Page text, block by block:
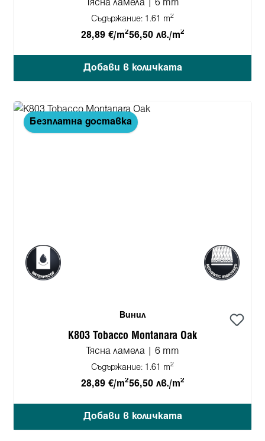
Тясна ламела | 6 mm
Съдържание: 1.61 m2
28,89 €/m256,50 лв./m2
Добави в количката
Безплатна доставка
Винил
K803 Tobacco Montanara Oak
Тясна ламела | 6 mm
Съдържание: 1.61 m2
28,89 €/m256,50 лв./m2
Добави в количката